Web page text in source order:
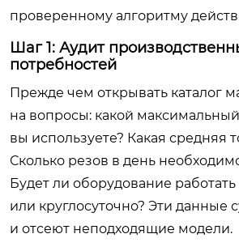
проверенному алгоритму
Шаг 1: Аудит
потребностей
Прежде чем открывать каталог
на вопросы: какой
вы используете? Какая средняя
Сколько резов в день
Будет ли оборудование
или круглосуточно? Эти данные
и отсеют неподходящие модели.